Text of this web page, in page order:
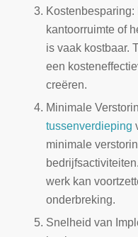
Kostenbesparing:
kantoorruimte of
is vaak kostbaar.
een
creëren.
Minimale
tussenverdieping
minimale
werk kan
onderbreking.
Snelheid van